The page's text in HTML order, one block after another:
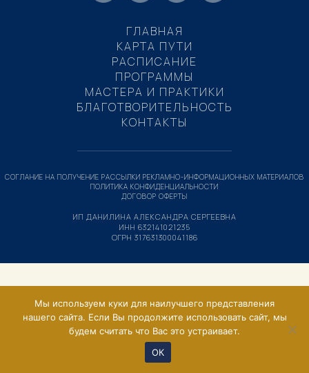
ГЛАВНАЯ
КАРТА ПУТИ
РАСПИСАНИЕ
ПРОГРАММЫ
МАСТЕРА И ПРАКТИКИ
БЛАГОТВОРИТЕЛЬНОСТЬ
КОНТАКТЫ
ИП ДАНИЛИНА АЛЕКСАНДРА СЕРГЕЕВНА
ИНН 632141021235
ОГРН 317631300041186
СОГЛАНИЕ НА ПОЛУЧЕНИЕ РАССЫЛКИ РЕКЛАМНО-ИНФОРМАЦИОННЫХ МАТЕРИАЛОВ
ПОЛИТИКА КОНФИДЕНЦИАЛЬНОСТИ
ДОГОВОР ОФЕРТЫ
Мы используем куки для наилучшего представления
нашего сайта. Если Вы продолжите использовать сайт, мы
будем считать что Вас это устраивает.
ОК